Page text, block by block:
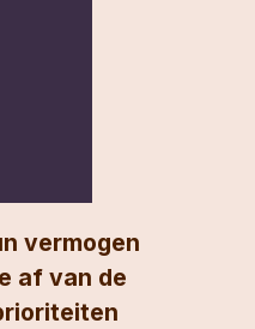
vermogen
af van de